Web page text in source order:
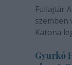
Fullajtár
szemben
Katona
Gyurkó